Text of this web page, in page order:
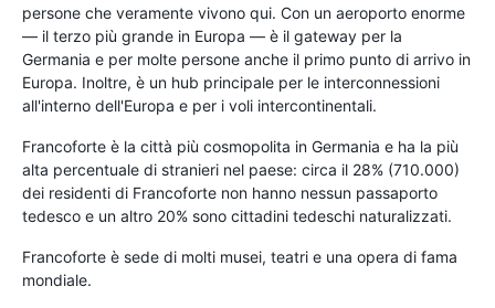
persone che veramente vivono qui. Con un aeroporto enorme
— il terzo più grande in Europa — è il gateway per la
Germania e per molte persone anche il primo punto di arrivo in
Europa. Inoltre, è un hub principale per le interconnessioni
all'interno dell'Europa e per i voli intercontinentali.
Francoforte è la città più cosmopolita in Germania e ha la più
alta percentuale di stranieri nel paese: circa il 28% (710.000)
dei residenti di Francoforte non hanno nessun passaporto
tedesco e un altro 20% sono cittadini tedeschi naturalizzati.
Francoforte è sede di molti musei, teatri e una opera di fama
mondiale.